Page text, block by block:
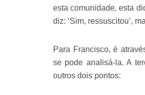
esta comunidade, esta
diz: ‘Sim, ressuscitou’,
Para Francisco, é
se pode analisá-la. A
outros dois pontos: